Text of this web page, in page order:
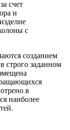
счет
и
с
созданием
строго заданном
в
наиболее